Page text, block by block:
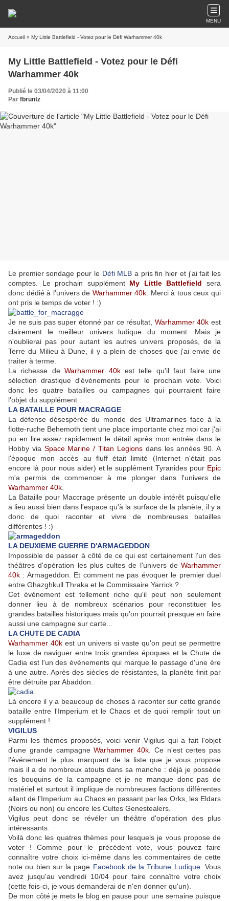
MENU
Accueil » My Little Battlefield - Votez pour le Défi Warhammer 40k
My Little Battlefield - Votez pour le Défi
Warhammer 40k
Publié le 03/04/2020 à 11:00
Par fbruntz
Le premier sondage pour le Défi MLB a pris fin hier et j'ai fait les
comptes. Le prochain supplément My Little Battlefield sera
donc dédié à l'univers de Warhammer 40k . Merci à tous ceux qui
ont pris le temps de voter ! :)
Je ne suis pas super étonné par ce résultat, Warhammer 40k est
clairement le meilleur univers ludique du moment. Mais je
n'oublierai pas pour autant les autres univers proposés, de la
Terre du Milieu à Dune, il y a plein de choses que j'ai envie de
traiter à terme.
La richesse deWarhammer 40kest telle qu'il faut faire une
sélection drastique d'événements pour le prochain vote. Voici
donc les quatre batailles ou campagnes qui pourraient faire
l'objet du supplément :
LA BATAILLE POUR MACRAGGE
La défense désespérée du monde des Ultramarines face à la
flotte-ruche Behemoth tient une place importante chez moi car j'ai
pu en lire assez rapidement le détail après mon entrée dans le
Hobby via Space Marine / Titan Legionsdans les années 90. A
l'époque mon accès au fluff était limité (Internet n'était pas
encore là pour nous aider) et le supplément Tyranides pour Epic
m'a permis de commencer à me plonger dans l'univers de
Warhammer 40k
La Bataille pour Maccrage présente un double intérêt puisqu'elle
a lieu aussi bien dans l'espace qu'à la surface de la planète, il y a
donc de quoi raconter et vivre de nombreuses batailles
différentes ! :)
LA DEUXIEME GUERRE D'ARMAGEDDON
Impossible de passer à côté de ce qui est certainement l'un des
théâtres d'opération les plus cultes de l'univers de Warhammer
40k : Armageddon. Et comment ne pas évoquer le premier duel
entre Ghazghkull Thraka et le Commissaire Yarrick ?
Cet événement est tellement riche qu'il peut non seulement
donner lieu à de nombreux scénarios pour reconstituer les
grandes batailles historiques mais qu'on pourrait presque en faire
aussi une campagne sur carte...
LA CHUTE DE CADIA
Warhammer 40k est un univers si vaste qu'on peut se permettre
le luxe de naviguer entre trois grandes époques et la Chute de
Cadia est l'un des événements qui marque le passage d'une ère
à une autre. Après des siècles de résistantes, la planète finit par
être détruite par Abaddon.
Là encore il y a beaucoup de choses à raconter sur cette grande
bataille entre l'Imperium et le Chaos et de quoi remplir tout un
supplément !
VIGILUS
Parmi les thèmes proposés, voici venir Vigilus qui a fait l'objet
d'une grande campagneWarhammer 40k . Ce n'est certes pas
l'événement le plus marquant de la liste que je vous propose
mais il a de nombreux atouts dans sa manche : déjà je possède
les bouquins de la campagne et je ne manque donc pas de
matériel et surtout il implique de nombreuses factions différentes
allant de l'Imperium au Chaos en passant par les Orks, les Eldars
(Noirs ou non) ou encore les Cultes Genestealers.
Vigilus peut donc se révéler un théâtre d'opération des plus
intéressants.
Voilà donc les quatres thèmes pour lesquels je vous propose de
voter ! Comme pour le précédent vote, vous pouvez faire
connaître votre choix ici-même dans les commentaires de cette
note ou bien sur la page Facebook de la Tribune Ludique. Vous
avez jusqu'au vendredi 10/04 pour faire connaître votre choix
(cette fois-ci, je vous demanderai de n'en donner qu'un).
De mon côté je mets le blog en pause pour une semaine puisque